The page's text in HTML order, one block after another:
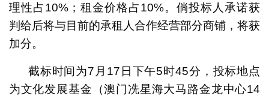
理性占10%；租金价格占10%。倘投标人承诺获
判给后将与目前的承租人合作经营部分商铺，将获
加分。
截标时间为7月17日下午5时45分，投标地点
为文化发展基金（澳门冼星海大马路金龙中心14